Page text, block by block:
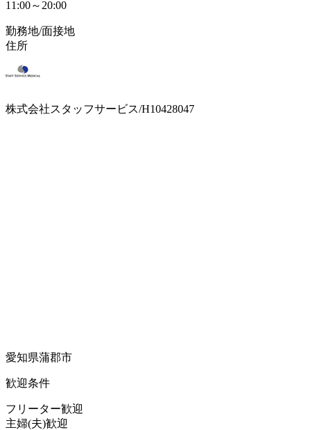
11:00～20:00
勤務地/面接地
住所
株式会社スタッフサービス/H10428047
愛知県蒲郡市
歓迎条件
フリーター歓迎
主婦(夫)歓迎